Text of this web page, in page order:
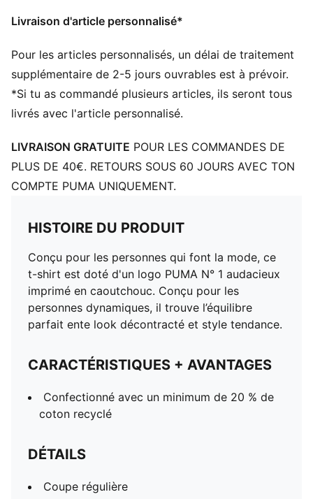
Livraison d'article personnalisé*
Pour les articles personnalisés, un délai de traitement
supplémentaire de 2-5 jours ouvrables est à prévoir.
*Si tu as commandé plusieurs articles, ils seront tous
livrés avec l'article personnalisé.
LIVRAISON GRATUITE POUR LES COMMANDES DE
PLUS DE 40€. RETOURS SOUS 60 JOURS AVEC TON
COMPTE PUMA UNIQUEMENT.
HISTOIRE DU PRODUIT
Conçu pour les personnes qui font la mode, ce
t-shirt est doté d'un logo PUMA N° 1 audacieux
imprimé en caoutchouc. Conçu pour les
personnes dynamiques, il trouve l’équilibre
parfait ente look décontracté et style tendance.
CARACTÉRISTIQUES + AVANTAGES
Confectionné avec un minimum de 20 % de
coton recyclé
DÉTAILS
Coupe régulière